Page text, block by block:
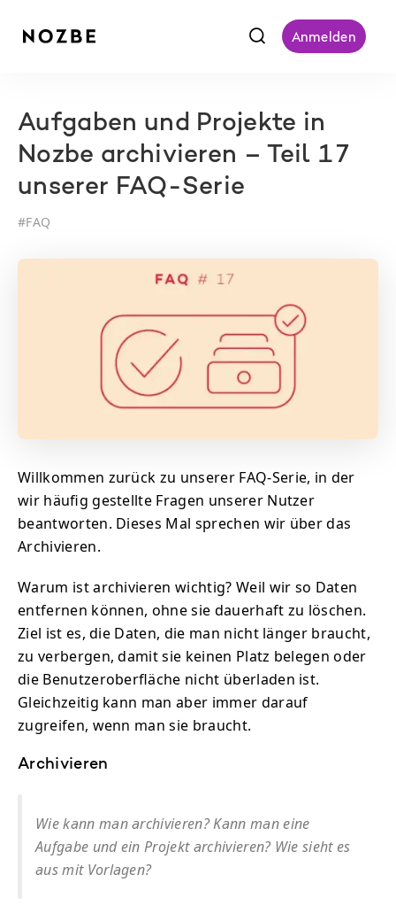
f Anmelden
Aufgaben und Projekte in
Nozbe archivieren – Teil 17
unserer FAQ-Serie
#FAQ
Willkommen zurück zu unserer FAQ-Serie, in der
wir häufig gestellte Fragen unserer Nutzer
beantworten. Dieses Mal sprechen wir über das
Archivieren.
Warum ist archivieren wichtig? Weil wir so Daten
entfernen können, ohne sie dauerhaft zu löschen.
Ziel ist es, die Daten, die man nicht länger braucht,
zu verbergen, damit sie keinen Platz belegen oder
die Benutzeroberfläche nicht überladen ist.
Gleichzeitig kann man aber immer darauf
zugreifen, wenn man sie braucht.
Archivieren
Wie kann man archivieren? Kann man eine
Aufgabe und ein Projekt archivieren? Wie sieht es
aus mit Vorlagen?